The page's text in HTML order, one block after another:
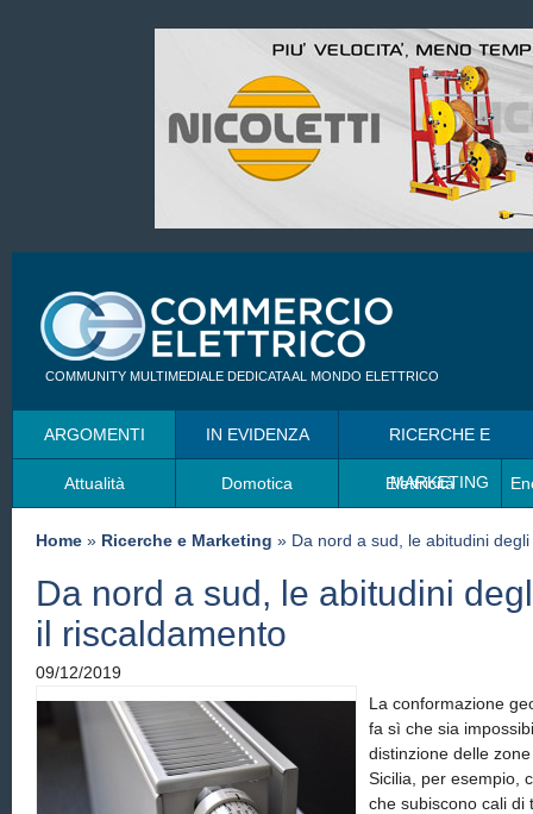
COMMUNITY MULTIMEDIALE DEDICATA AL MONDO ELETTRICO
ARGOMENTI
Attualità Domotica Elettricità
IN EVIDENZA RICERCHE E
MARKETING
Home » Ricerche e Marketing » Da nord a sud, le abitudini
Da nord a sud, le abitudini
il riscaldamento
09/12/2019
La conformazione
fa sì che sia
distinzione delle
Sicilia, per esempio,
che subiscono cali di